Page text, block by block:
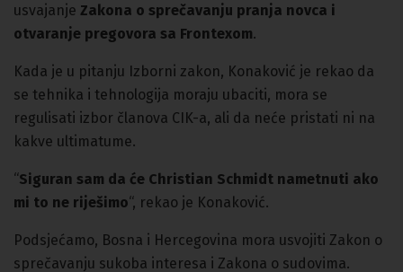
usvajanje Zakona o sprečavanju pranja novca i
otvaranje pregovora sa Frontexom.
Kada je u pitanju Izborni zakon, Konaković je rekao da
se tehnika i tehnologija moraju ubaciti, mora se
regulisati izbor članova CIK-a, ali da neće pristati ni na
kakve ultimatume.
“Siguran sam da će Christian Schmidt nametnuti ako
mi to ne riješimo“, rekao je Konaković.
Podsjećamo, Bosna i Hercegovina mora usvojiti Zakon o
sprečavanju sukoba interesa i Zakona o sudovima.